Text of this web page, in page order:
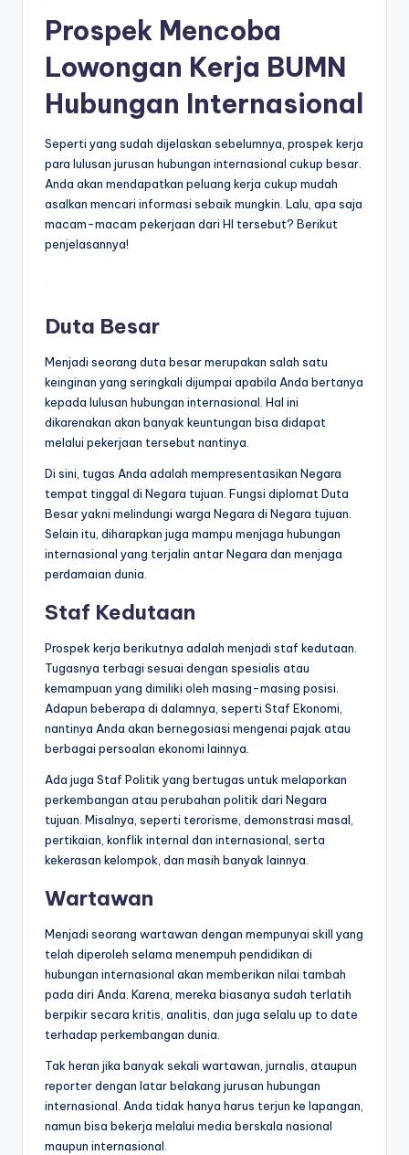
Prospek Mencoba
Lowongan Kerja BUMN
Hubungan Internasional
Seperti yang sudah dijelaskan sebelumnya, prospek kerja
para lulusan jurusan hubungan internasional cukup besar.
Anda akan mendapatkan peluang kerja cukup mudah
asalkan mencari informasi sebaik mungkin. Lalu, apa saja
macam-macam pekerjaan dari HI tersebut? Berikut
penjelasannya!
Duta Besar
Menjadi seorang duta besar merupakan salah satu
keinginan yang seringkali dijumpai apabila Anda bertanya
kepada lulusan hubungan internasional. Hal ini
dikarenakan akan banyak keuntungan bisa didapat
melalui pekerjaan tersebut nantinya.
Di sini, tugas Anda adalah mempresentasikan Negara
tempat tinggal di Negara tujuan. Fungsi diplomat Duta
Besar yakni melindungi warga Negara di Negara tujuan.
Selain itu, diharapkan juga mampu menjaga hubungan
internasional yang terjalin antar Negara dan menjaga
perdamaian dunia.
Staf Kedutaan
Prospek kerja berikutnya adalah menjadi staf kedutaan.
Tugasnya terbagi sesuai dengan spesialis atau
kemampuan yang dimiliki oleh masing-masing posisi.
Adapun beberapa di dalamnya, seperti Staf Ekonomi,
nantinya Anda akan bernegosiasi mengenai pajak atau
berbagai persoalan ekonomi lainnya.
Ada juga Staf Politik yang bertugas untuk melaporkan
perkembangan atau perubahan politik dari Negara
tujuan. Misalnya, seperti terorisme, demonstrasi masal,
pertikaian, konflik internal dan internasional, serta
kekerasan kelompok, dan masih banyak lainnya.
Wartawan
Menjadi seorang wartawan dengan mempunyai skill yang
telah diperoleh selama menempuh pendidikan di
hubungan internasional akan memberikan nilai tambah
pada diri Anda. Karena, mereka biasanya sudah terlatih
berpikir secara kritis, analitis, dan juga selalu up to date
terhadap perkembangan dunia.
Tak heran jika banyak sekali wartawan, jurnalis, ataupun
reporter dengan latar belakang jurusan hubungan
internasional. Anda tidak hanya harus terjun ke lapangan,
namun bisa bekerja melalui media berskala nasional
maupun internasional.